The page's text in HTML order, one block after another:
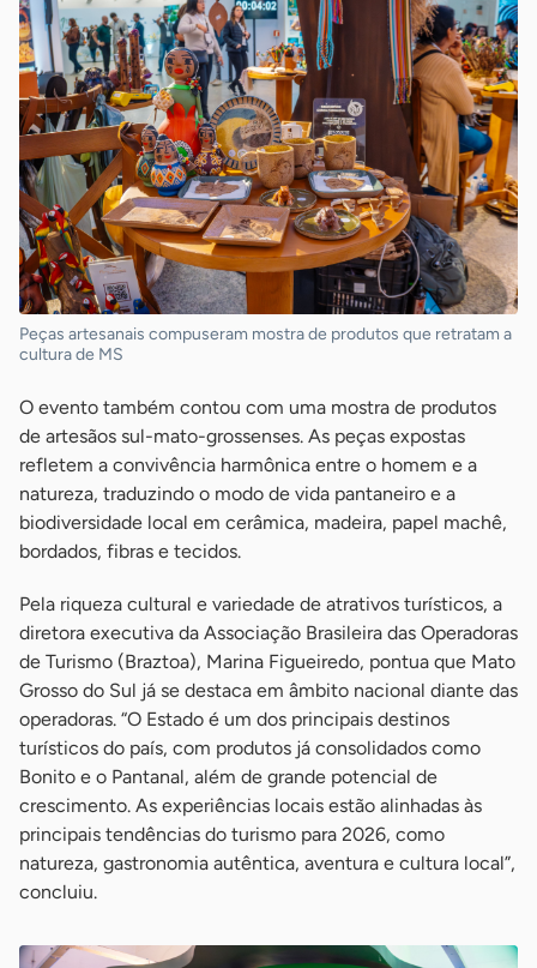
Peças artesanais compuseram mostra de produtos que retratam a
cultura de MS
O evento também contou com uma mostra de produtos
de artesãos sul-mato-grossenses. As peças expostas
refletem a convivência harmônica entre o homem e a
natureza, traduzindo o modo de vida pantaneiro e a
biodiversidade local em cerâmica, madeira, papel machê,
bordados, fibras e tecidos.
Pela riqueza cultural e variedade de atrativos turísticos, a
diretora executiva da Associação Brasileira das Operadoras
de Turismo (Braztoa), Marina Figueiredo, pontua que Mato
Grosso do Sul já se destaca em âmbito nacional diante das
operadoras. “O Estado é um dos principais destinos
turísticos do país, com produtos já consolidados como
Bonito e o Pantanal, além de grande potencial de
crescimento. As experiências locais estão alinhadas às
principais tendências do turismo para 2026, como
natureza, gastronomia autêntica, aventura e cultura local”,
concluiu.